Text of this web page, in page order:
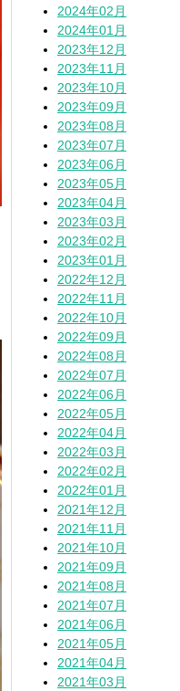
2024年02月
2024年01月
2023年12月
2023年11月
2023年10月
2023年09月
2023年08月
2023年07月
2023年06月
2023年05月
2023年04月
2023年03月
2023年02月
2023年01月
2022年12月
2022年11月
2022年10月
2022年09月
2022年08月
2022年07月
2022年06月
2022年05月
2022年04月
2022年03月
2022年02月
2022年01月
2021年12月
2021年11月
2021年10月
2021年09月
2021年08月
2021年07月
2021年06月
2021年05月
2021年04月
2021年03月